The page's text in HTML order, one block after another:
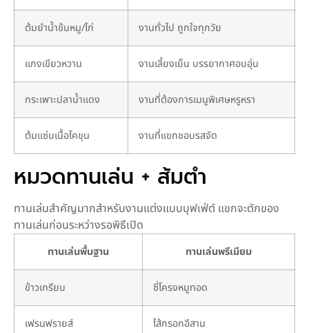
ต้มยำน้ำข้นหมู/ไก่ งานทั่วไป ถูกใจทุกวัย
แกงเขียวหวาน งานเลี้ยงเย็น บรรยากาศอบอุ่น
กระเพาะปลาน้ำแดง งานที่ต้องการเมนูพิเศษหรูหรา
ต้มแซ่บเนื้อโคขุน งานที่แขกชอบรสจัด
หมวดทานเล่น + ส้มตำ
ทานเล่นสำคัญมากสำหรับงานแต่งแบบบุฟเฟ่ต์ แขกจะตักของ
ทานเล่นก่อนระหว่างรอพิธีเปิด
ทานเล่นพื้นฐาน ทานเล่นพรีเมียม
ข้าวเกรียบ ซี่โครงหมูทอด
เฟรนฟรายส์ ไส้กรอกอีสาน